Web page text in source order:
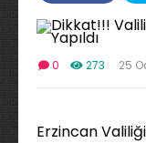
0 273 25
Erzincan